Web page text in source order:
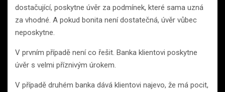
dostačující, poskytne úvěr za podmínek, které sama uzná
za vhodné. A pokud bonita není dostatečná, úvěr vůbec
neposkytne.
V prvním případě není co řešit. Banka klientovi poskytne
úvěr s velmi příznivým úrokem.
V případě druhém banka dává klientovi najevo, že má pocit,